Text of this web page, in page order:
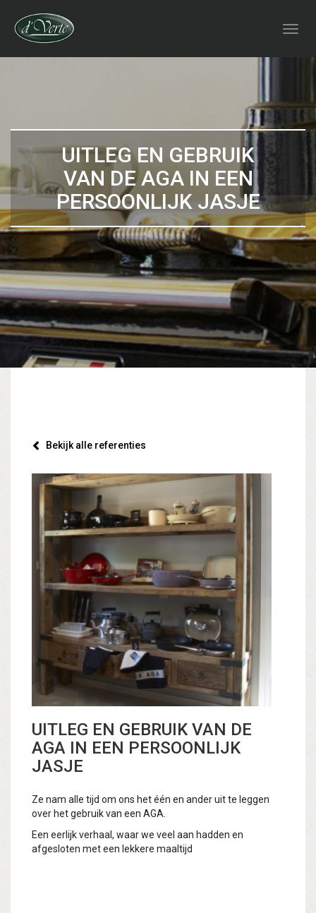
UITLEG EN GEBRUIK
VAN DE AGA IN EEN
PERSOONLIJK JASJE
Bekijk alle referenties
UITLEG EN GEBRUIK VAN DE
AGA IN EEN PERSOONLIJK
JASJE
Ze nam alle tijd om ons het één en ander uit te leggen
over het gebruik van een AGA.
Een eerlijk verhaal, waar we veel aan hadden en
afgesloten met een lekkere maaltijd